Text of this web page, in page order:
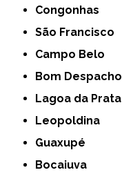
Congonhas
São Francisco
Campo Belo
Bom Despacho
Lagoa da Prata
Leopoldina
Guaxupé
Bocaiuva